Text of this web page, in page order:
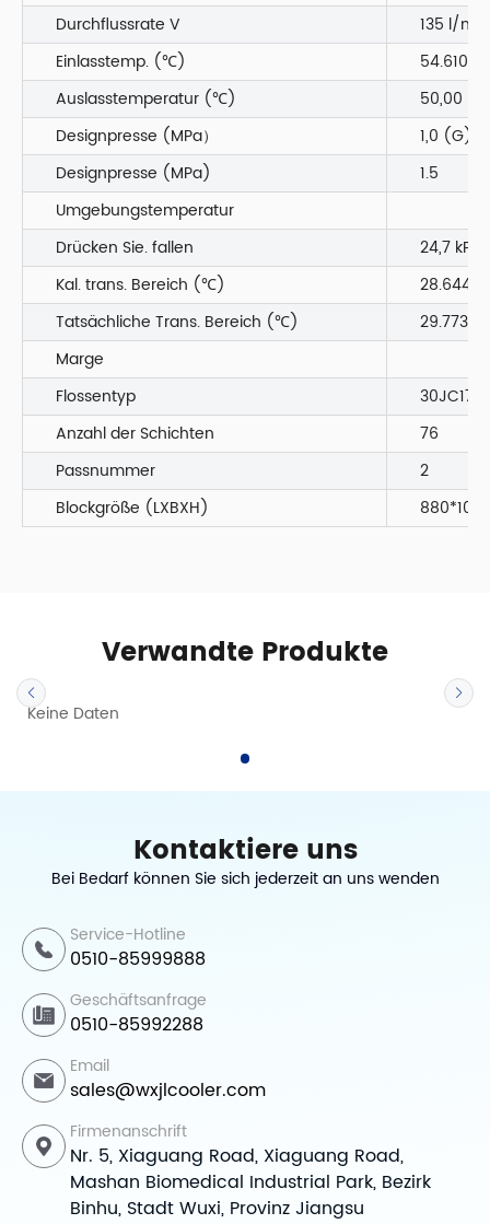
Durchflussrate V
135 l/min
Einlasstemp. (℃)
54.610
Auslasstemperatur (℃)
50,00
Designpresse (MPa）
1,0 (G)
Designpresse (MPa)
1.5
Umgebungstemperatur
Drücken Sie. fallen
24,7 kPa
Kal. trans. Bereich (℃)
28.644
Tatsächliche Trans. Bereich (℃)
29.773
Marge
Flossentyp
Anzahl der Schichten
76
Passnummer
2
Blockgröße (LXBXH)
Verwandte Produkte
Keine Daten
Kontaktiere uns
Bei Bedarf können Sie sich jederzeit an uns wenden
Service-Hotline
0510-85999888
Geschäftsanfrage
0510-85992288
Email
sales@wxjlcooler.com
Firmenanschrift
Nr. 5, Xiaguang Road, Xiaguang Road,
Mashan Biomedical Industrial Park, Bezirk
Binhu, Stadt Wuxi, Provinz Jiangsu